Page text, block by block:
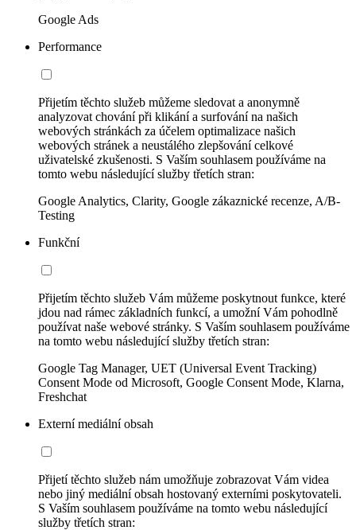
Google Ads
Performance
Přijetím těchto služeb můžeme sledovat a anonymně
analyzovat chování při klikání a surfování na našich
webových stránkách za účelem optimalizace našich
webových stránek a neustálého zlepšování celkové
uživatelské zkušenosti. S Vaším souhlasem používáme na
tomto webu následující služby třetích stran:
Google Analytics, Clarity, Google zákaznické recenze, A/B-
Testing
Funkční
Přijetím těchto služeb Vám můžeme poskytnout funkce, které
jdou nad rámec základních funkcí, a umožní Vám pohodlně
používat naše webové stránky. S Vaším souhlasem používáme
na tomto webu následující služby třetích stran:
Google Tag Manager, UET (Universal Event Tracking)
Consent Mode od Microsoft, Google Consent Mode, Klarna,
Freshchat
Externí mediální obsah
Přijetí těchto služeb nám umožňuje zobrazovat Vám videa
nebo jiný mediální obsah hostovaný externími poskytovateli.
S Vaším souhlasem používáme na tomto webu následující
služby třetích stran: